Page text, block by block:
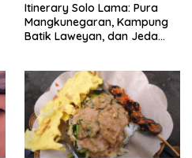
Itinerary Solo Lama: Pura
Mangkunegaran, Kampung
Batik Laweyan, dan Jeda